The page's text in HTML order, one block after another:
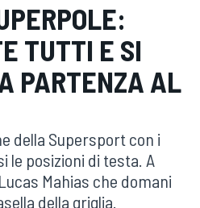
TUTTI E SI
PARTENZA AL
della Supersport con i
le posizioni di testa. A
Mahias che domani
della griglia.